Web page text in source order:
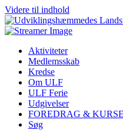
Videre til indhold
Aktiviteter
Medlemsskab
Kredse
Om ULF
ULF Ferie
Udgivelser
FOREDRAG &
Søg